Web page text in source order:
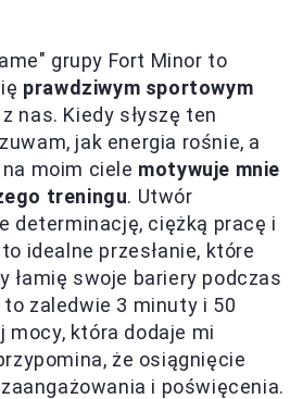
grupy Fort Minor to
prawdziwym sportowym
nas. Kiedy słyszę ten
jak energia rośnie, a
moim ciele motywuje mnie
treningu. Utwór
determinację, ciężką pracę i
idealne przesłanie, które
łamię swoje bariery podczas
zaledwie 3 minuty i 50
mocy, która dodaje mi
że osiągnięcie
i poświęcenia.